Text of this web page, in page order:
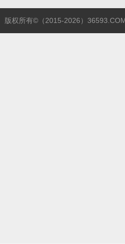
版权所有©（2015-2026）